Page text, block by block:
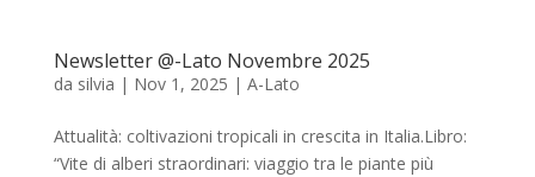
Newsletter @-Lato Novembre 2025
da silvia | Nov 1, 2025 | A-Lato
Attualità: coltivazioni tropicali in crescita in Italia.Libro:
“Vite di alberi straordinari: viaggio tra le piante più